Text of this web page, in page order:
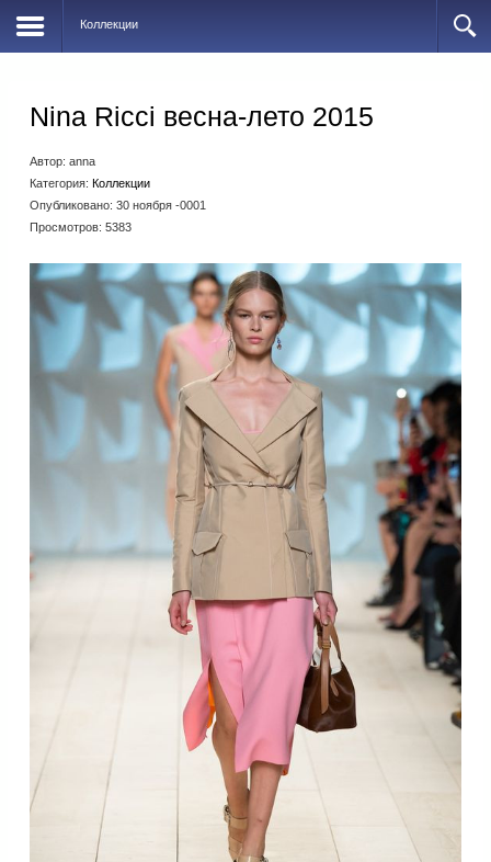
Коллекции
Nina Ricci весна-лето 2015
Автор: anna
Категория: Коллекции
Опубликовано: 30 ноября -0001
Просмотров: 5383